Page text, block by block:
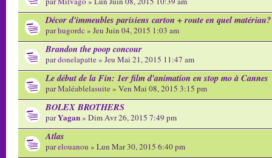
Décor d'immeubles parisiens carton + route en quel matériau?
parhugordc» Jeu Juin 04, 2015 1:03 am
Brandon the poop concour
pardonelapatte» Jeu Mai 21, 2015 11:47 am
Le début de la Fin: 1er film d'animation en stop mo à Cannes
parMaléablelasuite» Ven Mai 08, 2015 3:15 pm
BOLEX BROTHERS
parYagan» Dim Avr 26, 2015 7:49 pm
Atlas
parelouanou » Lun Mar 30, 2015 6:40 pm